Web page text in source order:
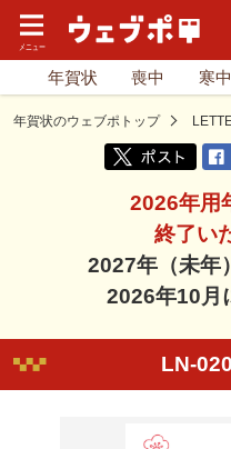
年賀状 喪中 寒中
年賀状のウェブポトップ
2026年用
終了い
2027年（未年
2026年10月
LN-